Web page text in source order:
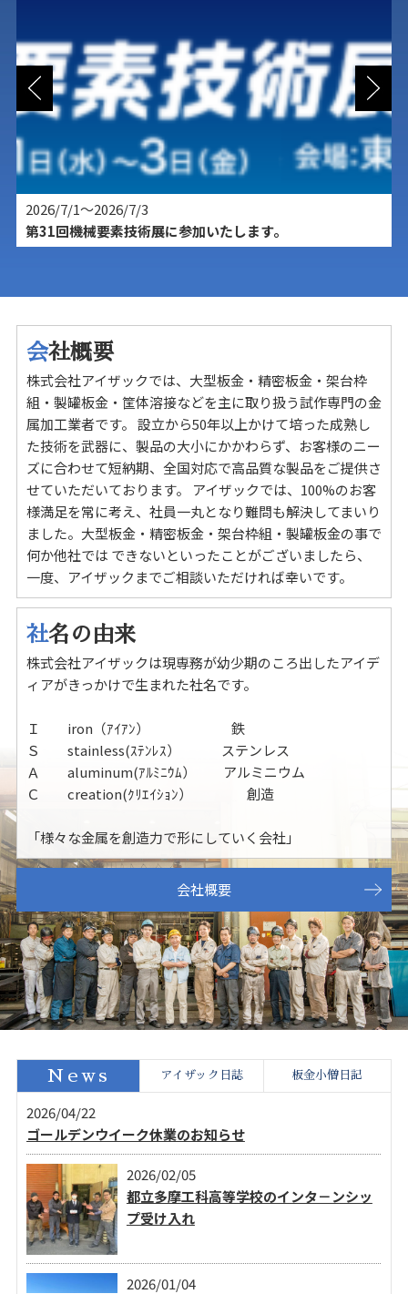
2026/7/1～2026/7/3
第31回機械要素技術展に参加いたします。
会社概要
株式会社アイザックでは、大型板金・精密板金・架台枠
組・製罐板金・筐体溶接などを主に取り扱う試作専門の金
属加工業者です。 設立から50年以上かけて培った成熟し
た技術を武器に、製品の大小にかかわらず、お客様のニー
ズに合わせて短納期、全国対応で高品質な製品をご提供さ
せていただいております。 アイザックでは、100%のお客
様満足を常に考え、社員一丸となり難問も解決してまいり
ました。大型板金・精密板金・架台枠組・製罐板金の事で
何か他社では できないといったことがございましたら、
一度、アイザックまでご相談いただければ幸いです。
社名の由来
株式会社アイザックは現専務が幼少期のころ出したアイデ
ィアがきっかけで生まれた社名です。
Ｉ iron（ｱｲｱﾝ） 鉄
Ｓ stainless(ｽﾃﾝﾚｽ） ステンレス
Ａ aluminum(ｱﾙﾐﾆｳﾑ） アルミニウム
Ｃ creation(ｸﾘｴｲｼｮﾝ） 創造
「様々な金属を創造力で形にしていく会社」
会社概要
News アイザック日誌 板金小僧日記
2026/04/22
ゴールデンウイーク休業のお知らせ
2026/02/05
都立多摩工科高等学校のインタ－ンシッ
プ受け入れ
2026/01/04